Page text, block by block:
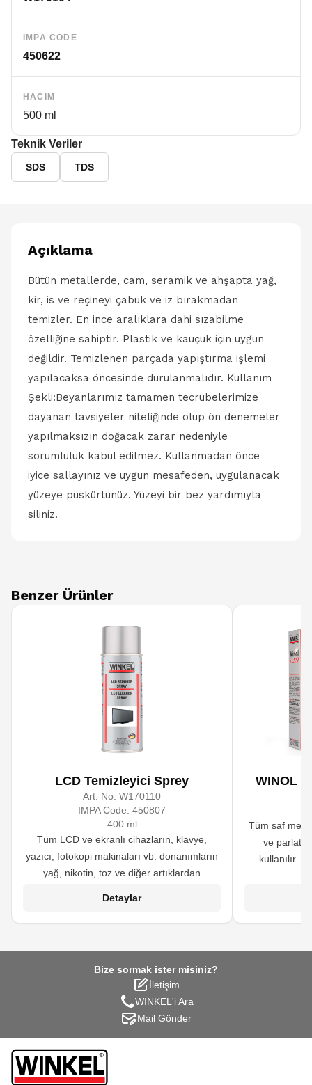
IMPA CODE
450622
HACIM
500 ml
Teknik Veriler
SDS TDS
Açıklama
Bütün metallerde, cam, seramik ve ahşapta yağ,
kir, is ve reçineyi çabuk ve iz bırakmadan
temizler. En ince aralıklara dahi sızabilme
özelliğine sahiptir. Plastik ve kauçuk için uygun
değildir. Temizlenen parçada yapıştırma işlemi
yapılacaksa öncesinde durulanmalıdır. Kullanım
Şekli:Beyanlarımız tamamen tecrübelerimize
dayanan tavsiyeler niteliğinde olup ön denemeler
yapılmaksızın doğacak zarar nedeniyle
sorumluluk kabul edilmez. Kullanmadan önce
iyice sallayınız ve uygun mesafeden, uygulanacak
yüzeye püskürtünüz. Yüzeyi bir bez yardımıyla
siliniz.
Benzer Ürünler
LCD Temizleyici Sprey
Art. No:W170110
IMPA Code:450807
400 ml
Tüm LCD ve ekranlı cihazların, klavye,
yazıcı, fotokopi makinaları vb. donanımların
yağ, nikotin, toz ve diğer artıklardan
Detaylar
WINOL
Tüm saf
ve
kullanılır.
yanı sıra
Bize sormak ister misiniz?
İletişim
WINKEL'i Ara
Mail Gönder